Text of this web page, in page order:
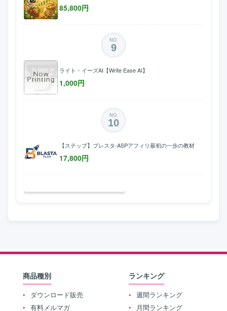
85,800円
NO.
9
ライト・イーズAI【Write Ease AI】
1,000円
NO.
10
【ステップ】ブレスタ-ASPアフィリ最初の一歩の教材
17,800円
商品種別
ダウンロード販売
有料メルマガ
ランキング
週間ランキング
月間ランキング